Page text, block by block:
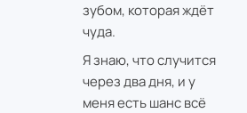
зубом, которая ждёт
чуда.
Я знаю, что случится
через два дня, и у
меня есть шанс всё